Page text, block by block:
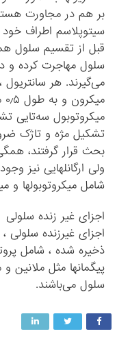
بر هم در مجاورت
سیتوپلاسم اطراف خود
قبل از تقسیم سلول
سلول مهاجرت کرده و
میکروتوبول سه‌تایی
تشکیل مژه و تاژک
بحث قرار گرفتند،
ولی ارگانلهایی نیز
شامل میکروتوبولها و
اجزای غیر زنده سلولی
اجزای غیرزنده سلولی
ذخیره ‌شده ، شامل
پیگمانها مثل ملانین
سلول می‌باشند.